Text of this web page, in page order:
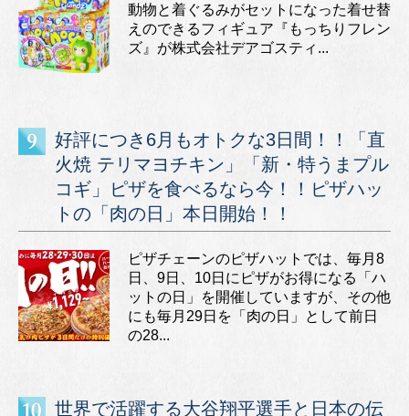
動物と着ぐるみがセットになった着せ替
えのできるフィギュア『もっちりフレン
ズ』が株式会社デアゴスティ...
好評につき6月もオトクな3日間！！「直
火焼 テリマヨチキン」「新・特うまプル
コギ」ピザを食べるなら今！！ピザハッ
トの「肉の日」本日開始！！
ピザチェーンのピザハットでは、毎月8
日、9日、10日にピザがお得になる「ハ
ットの日」を開催していますが、その他
にも毎月29日を「肉の日」として前日
の28...
世界で活躍する大谷翔平選手と日本の伝